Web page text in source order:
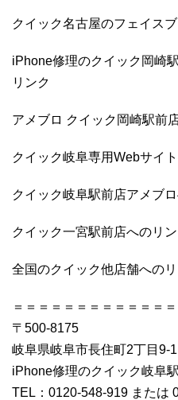
クイック名古屋のフェイス
iPhone修理のクイック岡崎
リンク
アメブロ クイック岡崎駅前
クイック岐阜専用Webサイ
クイック岐阜駅前店アメブ
クイック一宮駅前店へのリ
全国のクイック他店舗への
＝＝＝＝＝＝＝＝＝＝＝＝
〒500-8175
岐阜県岐阜市長住町2丁目9-1
iPhone修理のクイック岐阜
TEL：0120-548-919 または